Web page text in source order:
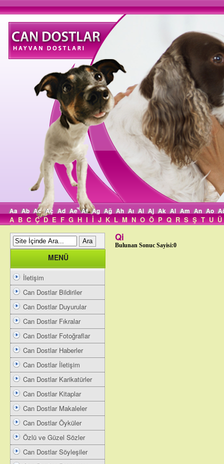
Aa Ab Ac Aç Ad Ae Af Ag Ağ Ah Aı Ai Aj Ak Al Am An Ao
A B C Ç D E F G H I İ J K L M N O Ö P Q R S Ş T U Ü
MENÜ
İletişim
Can Dostlar Bildiriler
Can Dostlar Duyurular
Can Dostlar Fıkralar
Can Dostlar Fotoğraflar
Can Dostlar Haberler
Can Dostlar İletişim
Can Dostlar Karikatürler
Can Dostlar Kitaplar
Can Dostlar Makaleler
Can Dostlar Öyküler
Özlü ve Güzel Sözler
Can Dostlar Söyleşiler
Qi
Bulunan Sonuc Sayisi:0